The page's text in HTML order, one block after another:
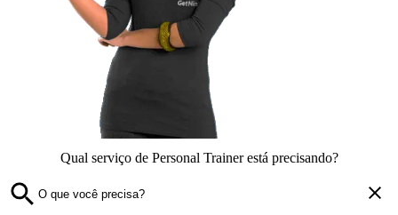
Qual serviço de Personal Trainer está precisando?